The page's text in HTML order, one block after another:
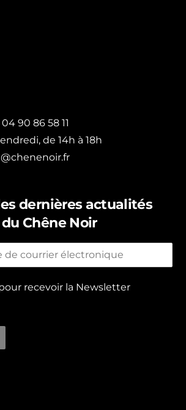
90 86 58 11
de 14h à 18h
dernières actualités
Chêne Noir
recevoir la Newsletter